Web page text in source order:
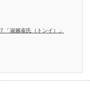
「淑嬪崔氏（トンイ）」